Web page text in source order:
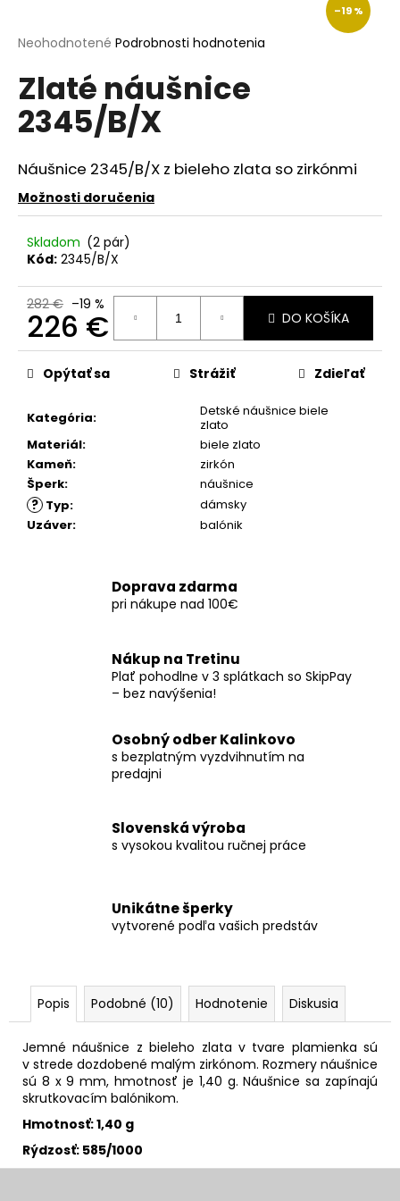
Priemerné
produktu
je
0,0
z
hviezdičiek.
Neohodnotené Podrobnosti hodnotenia
Zlaté náušnice
2345/B/X
Náušnice 2345/B/X z bieleho zlata so zirkónmi
Možnosti doručenia
Skladom (2 pár)
Kód: 2345/B/X
282 € –19 %
226 €
Jednotková
cena:
DO KOŠÍKA
Kategória:
Detské náušnice biele
zlato
Materiál:
biele zlato
Kameň:
zirkón
Šperk: náušnice
? Typ:
dámsky
Uzáver: balónik
Opýtať sa Strážiť Zdieľať
–19 %
Doprava zdarma
pri nákupe nad 100€
Nákup na Tretinu
Plať pohodlne v 3 splátkach so SkipPay
– bez navýšenia!
Osobný odber Kalinkovo
s bezplatným vyzdvihnutím na
predajni
Slovenská výroba
s vysokou kvalitou ručnej práce
Unikátne šperky
vytvorené podľa vašich predstáv
Popis Podobné (10) Hodnotenie Diskusia
Jemné náušnice z bieleho zlata v tvare plamienka sú
v strede dozdobené malým zirkónom. Rozmery náušnice
sú 8 x 9 mm, hmotnosť je 1,40 g. Náušnice sa zapínajú
skrutkovacím balónikom.
Hmotnosť: 1,40 g
Rýdzosť: 585/1000
j
ť
?
O
d
p
o
ú
a
m
e